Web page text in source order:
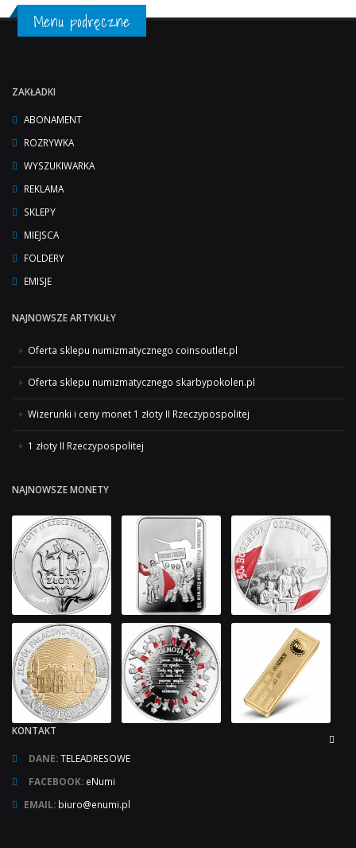
Menu podręczne
ZAKŁADKI
ABONAMENT
ROZRYWKA
WYSZUKIWARKA
REKLAMA
SKLEPY
MIEJSCA
FOLDERY
EMISJE
NAJNOWSZE ARTYKUŁY
Oferta sklepu numizmatycznego coinsoutlet.pl
Oferta sklepu numizmatycznego skarbypokolen.pl
Wizerunki i ceny monet 1 złoty II Rzeczypospolitej
1 złoty II Rzeczypospolitej
NAJNOWSZE MONETY
KONTAKT
DANE:TELEADRESOWE
FACEBOOK: eNumi
EMAIL: biuro@enumi.pl